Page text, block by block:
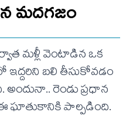
మదగజం
మళ్లీ వెంటాడిన ఒక
ఇద్దరిని బలి తీసుకోవడం
రెండు ప్రధాన
ఈ ఘాతుకానికి పాల్పడింది.